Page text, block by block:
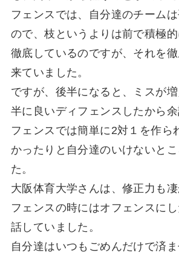
フェンスでは、自分達のチーム
ので、枝というよりは前で積極
徹底しているのですが、それを
来ていました。
ですが、後半になると、ミスが
半に良いディフェンスしたから
フェンスでは簡単に2対１を作ら
かったりと自分達のいけないと
た。
大阪体育大学さんは、修正力も
フェンスの時にはオフェンスに
話していました。
自分達はいつもごめんだけで済